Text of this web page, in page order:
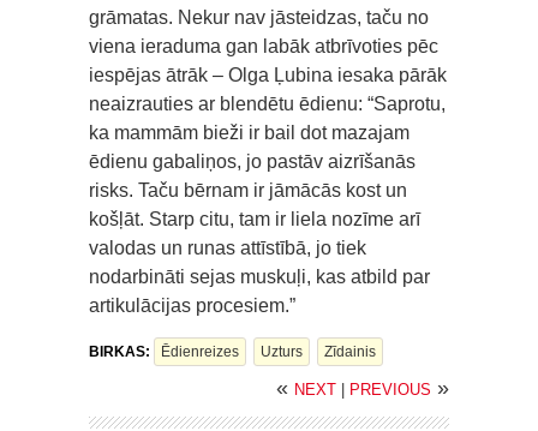
grāmatas. Nekur nav jāsteidzas, taču no
viena ieraduma gan labāk atbrīvoties pēc
iespējas ātrāk – Olga Ļubina iesaka pārāk
neaizrauties ar blendētu ēdienu: “Saprotu,
ka mammām bieži ir bail dot mazajam
ēdienu gabaliņos, jo pastāv aizrīšanās
risks. Taču bērnam ir jāmācās kost un
košļāt. Starp citu, tam ir liela nozīme arī
valodas un runas attīstībā, jo tiek
nodarbināti sejas muskuļi, kas atbild par
artikulācijas procesiem.”
BIRKAS: Ēdienreizes Uzturs Zīdainis
« NEXT PREVIOUS »